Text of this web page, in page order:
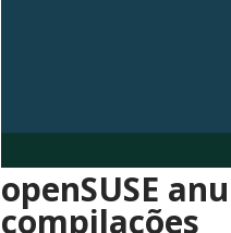
openSUSE
compilações